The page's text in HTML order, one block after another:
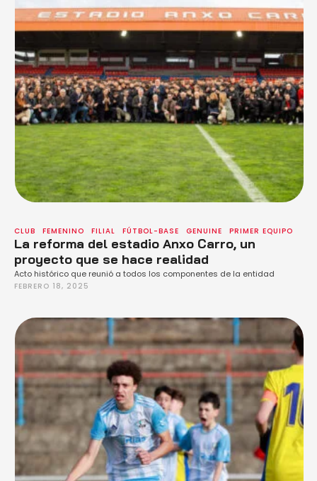
CLUB FEMENINO FILIAL FÚTBOL-BASE GENUINE PRIMER EQUIPO
La reforma del estadio Anxo Carro, un
proyecto que se hace realidad
Acto histórico que reunió a todos los componentes de la entidad
FEBRERO 18, 2025